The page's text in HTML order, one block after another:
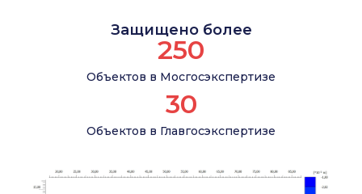
Защищено более
Объектов в Мосгосэкспертизе
250
Объектов в Главгосэкспертизе
30